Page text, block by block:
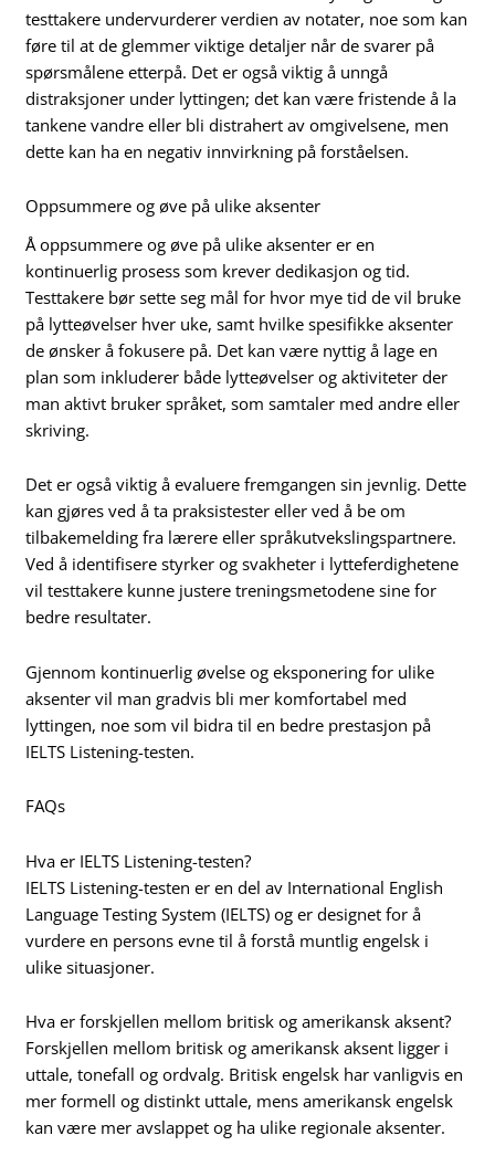
testtakere undervurderer verdien av notater, noe som kan
føre til at de glemmer viktige detaljer når de svarer på
spørsmålene etterpå. Det er også viktig å unngå
distraksjoner under lyttingen; det kan være fristende å la
tankene vandre eller bli distrahert av omgivelsene, men
dette kan ha en negativ innvirkning på forståelsen.
Oppsummere og øve på ulike aksenter
Å oppsummere og øve på ulike aksenter er en
kontinuerlig prosess som krever dedikasjon og tid.
Testtakere bør sette seg mål for hvor mye tid de vil bruke
på lytteøvelser hver uke, samt hvilke spesifikke aksenter
de ønsker å fokusere på. Det kan være nyttig å lage en
plan som inkluderer både lytteøvelser og aktiviteter der
man aktivt bruker språket, som samtaler med andre eller
skriving.
Det er også viktig å evaluere fremgangen sin jevnlig. Dette
kan gjøres ved å ta praksistester eller ved å be om
tilbakemelding fra lærere eller språkutvekslingspartnere.
Ved å identifisere styrker og svakheter i lytteferdighetene
vil testtakere kunne justere treningsmetodene sine for
bedre resultater.
Gjennom kontinuerlig øvelse og eksponering for ulike
aksenter vil man gradvis bli mer komfortabel med
lyttingen, noe som vil bidra til en bedre prestasjon på
IELTS Listening-testen.
FAQs
Hva er IELTS Listening-testen?
IELTS Listening-testen er en del av International English
Language Testing System (IELTS) og er designet for å
vurdere en persons evne til å forstå muntlig engelsk i
ulike situasjoner.
Hva er forskjellen mellom britisk og amerikansk aksent?
Forskjellen mellom britisk og amerikansk aksent ligger i
uttale, tonefall og ordvalg. Britisk engelsk har vanligvis en
mer formell og distinkt uttale, mens amerikansk engelsk
kan være mer avslappet og ha ulike regionale aksenter.